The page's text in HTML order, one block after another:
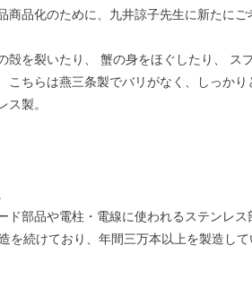
品化のために、九井諒子先生に新たにご
を裂いたり、 蟹の身をほぐしたり、 ス
ちらは燕三条製でバリがなく、しっかり
製。
部品や電柱・電線に使われるステンレス
続けており、年間三万本以上を製造して